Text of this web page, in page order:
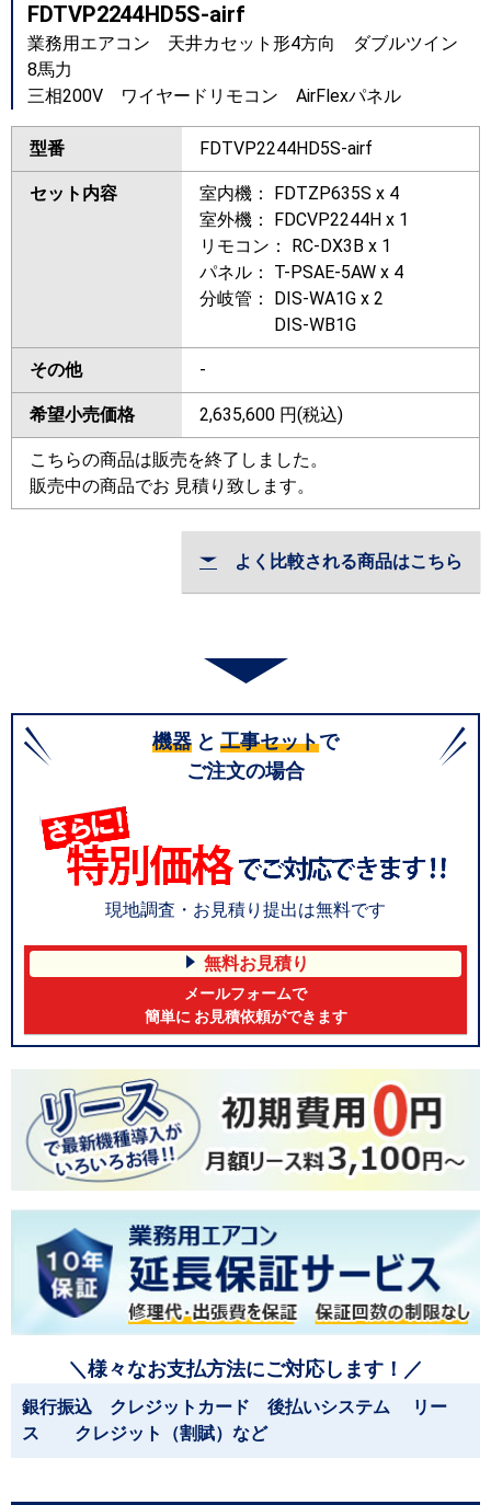
FDTVP2244HD5S-airf
業務用エアコン 天井カセット形4方向 ダブルツイン
8馬力
三相200V ワイヤードリモコン AirFlexパネル
型番 FDTVP2244HD5S-airf
セット内容
室内機： FDTZP635S x 4
室外機： FDCVP2244H x 1
リモコン： RC-DX3B x 1
パネル： T-PSAE-5AW x 4
分岐管： DIS-WA1G x 2
DIS-WB1G
その他 -
希望小売価格 2,635,600 円(税込)
こちらの商品は販売を終了しました。
販売中の商品でお 見積り致します。
よく比較される商品はこちら
機器 と 工事セットで
ご注文の場合
現地調査・お見積り提出は無料です
無料お見積り
メールフォームで
簡単に お見積依頼ができます
＼様々なお支払方法にご対応します！／
銀行振込 クレジットカード 後払いシステム リー
ス クレジット（割賦）など